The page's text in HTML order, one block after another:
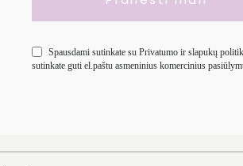
Spausdami sutinkate su Privatumo ir slapukų
sutinkate guti el.paštu asmeninius komercinius